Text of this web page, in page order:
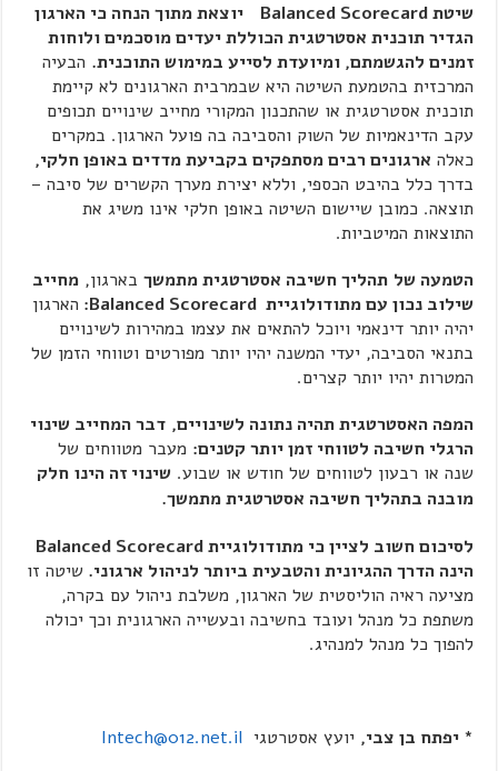
שיטתBalanced Scorecard
יוצאת מתוך הנחה כי הארגון
הגדיר תוכנית אסטרטגית הכוללת יעדים מוסכמים ולוחות
זמנים להגשמתם, ומיועדת לסייע במימוש התוכנית. הבעיה
המרכזית בהטמעת השיטה היא שבמרבית הארגונים לא קיימת
תוכנית אסטרטגית או שהתכנון המקורי מחייב שינויים תכופים
עקב הדינאמיות של השוק והסביבה בה פועל הארגון. במקרים
כאלה ארגונים רבים מסתפקים בקביעת מדדים באופן חלקי,
בדרך כלל בהיבט הכספי, וללא יצירת מערך הקשרים של סיבה –
תוצאה. כמובן שיישום השיטה באופן חלקי אינו משיג את
התוצאות המיטביות.
הטמעה של תהליך חשיבה אסטרטגית מתמשך בארגון,מחייב
שילוב נכון עם מתודולוגייתBalanced Scorecard
: הארגון
יהיה יותר דינאמי ויוכל להתאים את עצמו במהירות לשינויים
בתנאי הסביבה, יעדי המשנה יהיו יותר מפורטים וטווחי הזמן של
המטרות יהיו יותר קצרים.
המפה האסטרטגית תהיה נתונה לשינויים, דבר המחייב שינוי
הרגלי חשיבה לטווחי זמן יותר קטנים: מעבר מטווחים של
שנה או רבעון לטווחים של חודש או שבוע. שינוי זה הינו חלק
מובנה בתהליך חשיבה אסטרטגית מתמשך.
לסיכום חשוב לציין כי מתודולוגייתBalanced Scorecard
הינה הדרך ההגיונית והטבעית ביותר לניהול ארגוני. שיטה זו
מציעה ראיה הוליסטית של הארגון, משלבת ניהול עם בקרה,
משתפת כל מנהל ועובד בחשיבה ובעשייה הארגונית וכך יכולה
להפוך כל מנהל למנהיג.
* יפתח בן צבי, יועץ אסטרטגיIntech@012.net.il